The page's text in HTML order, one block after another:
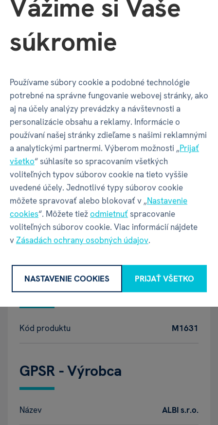
Drevené kľúčenky
Hľadáte drobnosť, ktorá oživí vaše
a hľadá vkusnýmódny doplnok.
Každý kus vynikájedinečnou kresbou dreva, ktorá
je vďaka spracovaniu aj dostatočneodolnána
každodenné nosenie.
Tentoprívesoknakľúčeskvele poslúži ako drobný
darčekpre blízkychalebo štýlováozdoba , ktorá
zaujme na prvý pohľad. Vyberte si svojobľúbený
motíva doplňte svojzväzok kľúčovo tento originálny
drevený suvenír, ktorý v sebe spájajednoduchosť
krásu prírody.
Vlastnosti
Kód produktu M1631
GPSR - Výrobca
Název ALBI s.r.o.
Vážime si Vaše
súkromie
Používame súbory cookie a podobné technológie
potrebné na správne fungovanie webovej stránky, ako
aj na účely analýzy prevádzky a návštevnosti a
personalizácie obsahu a reklamy. Informácie o
používaní našej stránky zdieľame s našimi reklamnými
a analytickými partnermi. Výberom možnosti „Prijať
všetko“ súhlasíte so spracovaním všetkých
voliteľných typov súborov cookie na tieto vyššie
uvedené účely. Jednotlivé typy súborov cookie
môžete spravovať alebo blokovať v „Nastavenie
cookies“. Môžete tiežodmietnuťspracovanie
voliteľných súborov cookie. Viac informácií nájdete
vZásadách ochrany osobných údajov.
NASTAVENIE COOKIES PRIJAŤ VŠETKO